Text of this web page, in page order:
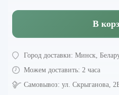
В
Город доставки: Минск,
Можем доставить: 2 часа
Самовывоз: ул. Скрыганова,